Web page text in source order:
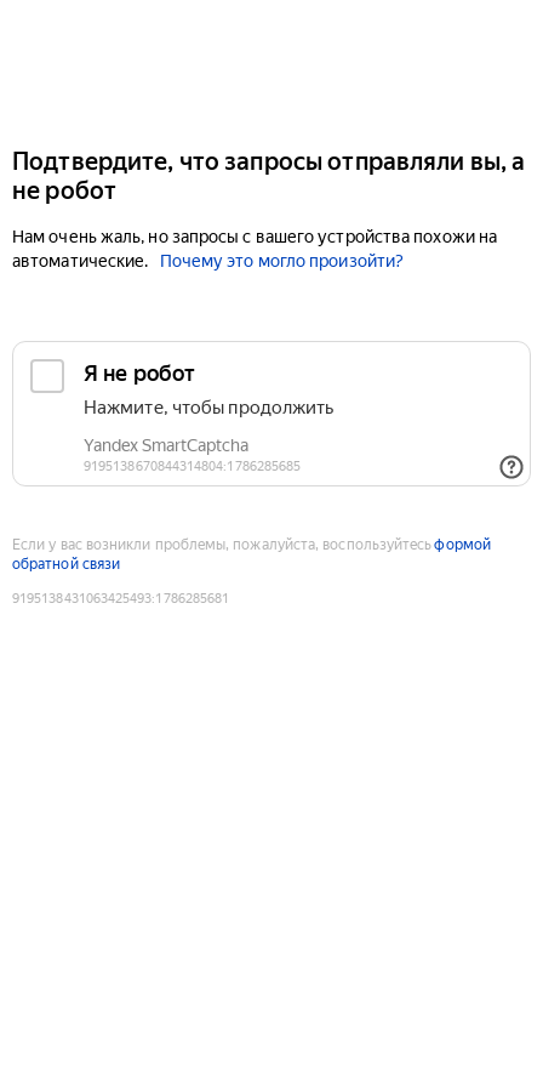
Подтвердите, что запросы отправляли вы, а
не робот
Нам очень жаль, но запросы с вашего устройства похожи на
автоматические.
Почему это могло произойти?
Если у вас возникли проблемы, пожалуйста, воспользуйтесьформой
обратной связи
9195138431063425493:1786285681